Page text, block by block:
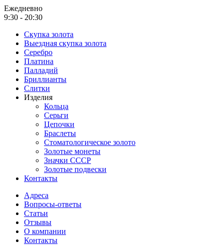
Ежедневно
9:30 - 20:30
Скупка золота
Выездная скупка золота
Серебро
Платина
Палладий
Бриллианты
Слитки
Изделия
Кольца
Серьги
Цепочки
Браслеты
Стоматологическое золото
Золотые монеты
Значки СССР
Золотые подвески
Контакты
Адреса
Вопросы-ответы
Статьи
Отзывы
О компании
Контакты